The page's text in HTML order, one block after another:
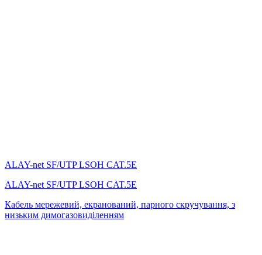
ALAY-net SF/UTP LSOH CAT.5E
ALAY-net SF/UTP LSOH CAT.5E
Кабель мережевий, екранований, парного скручування, з
низьким димогазовиділенням